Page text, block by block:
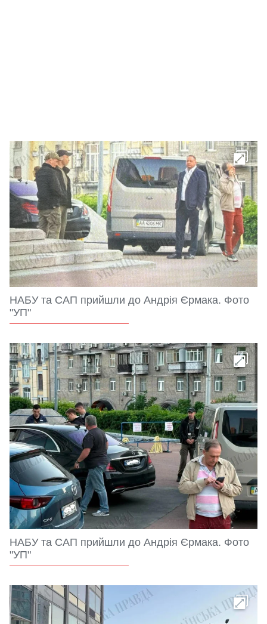
НАБУ та САП прийшли до Андрія Єрмака. Фото
"УП"
НАБУ та САП прийшли до Андрія Єрмака. Фото
"УП"